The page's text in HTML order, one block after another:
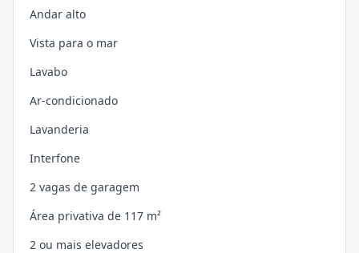
Andar alto
Vista para o mar
Lavabo
Ar-condicionado
Lavanderia
Interfone
2 vagas de garagem
Área privativa de 117 m²
2 ou mais elevadores